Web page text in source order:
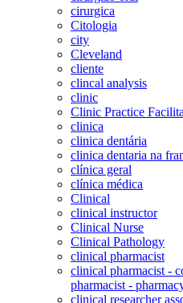
cirurgica
Citologia
city
Cleveland
cliente
clincal analysis
clinic
Clinic Practice
clinica
clinica dentária
clinica dentaria na
clínica geral
clínica médica
Clinical
clinical instructor
Clinical Nurse
Clinical Pathology
clinical pharmacist
clinical pharmacist -
pharmacist -
clinical researcher